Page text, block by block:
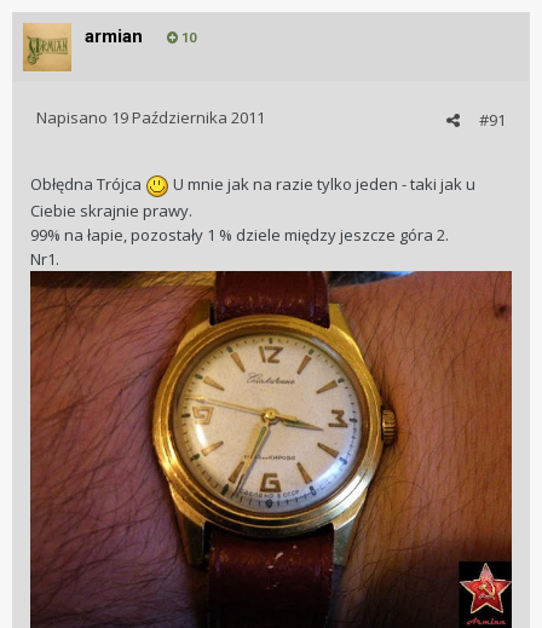
armian 10
#91
Napisano 19 Października 2011
Obłędna Trójca
U mnie jak na razie tylko jeden - taki jak u
Ciebie skrajnie prawy.
99% na łapie, pozostały 1 % dziele między jeszcze góra 2.
Nr1.